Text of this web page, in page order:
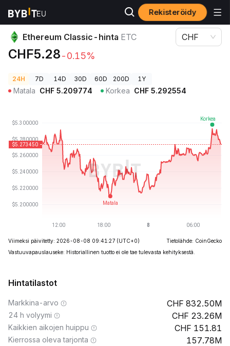
Rekisteröidy
Kryptohinnat Ethereum Classic-hinta ETC
Ethereum Classic-hinta ETC
CHF5.28-0.15%
CHF
24H 7D 14D 30D 60D 200D 1Y
Matala CHF 5.209774 Korkea CHF 5.292554
Viimeksi päivitetty: 2026-08-08 09:41:27 (UTC+0)
Tietolähde: CoinGecko
Vastuuvapauslauseke: Historiallinen tuotto ei ole tae tulevasta kehityksestä.
Hintatilastot
Markkina-arvo 832.50M
24 h volyymi 23.26M
Kaikkien aikojen huippu 151.81
Kierrossa oleva tarjonta 157.78M